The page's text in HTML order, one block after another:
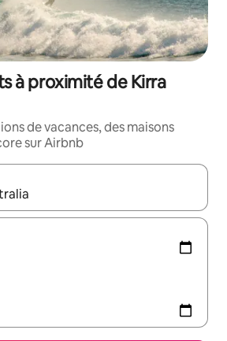
à proximité de Kirra
de vacances, des maisons
sur Airbnb
s'affichent, utilisez les flèches vers le